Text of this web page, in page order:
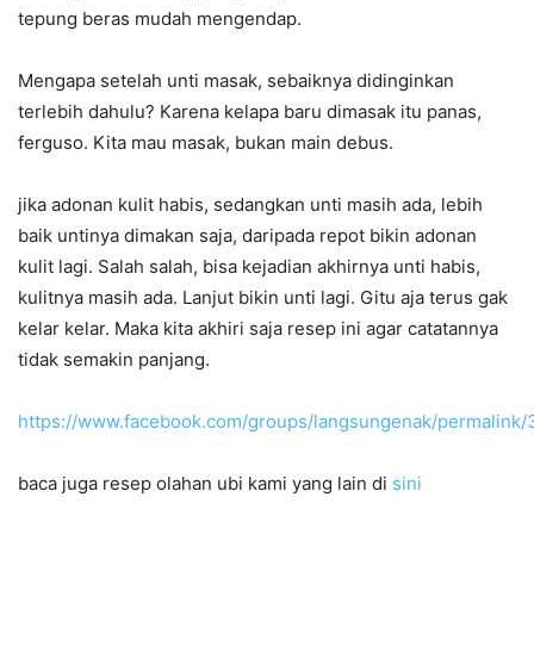
tepung beras mudah mengendap.
Mengapa setelah unti masak, sebaiknya didinginkan
terlebih dahulu? Karena kelapa baru dimasak itu panas,
ferguso. Kita mau masak, bukan main debus.
jika adonan kulit habis, sedangkan unti masih ada, lebih
baik untinya dimakan saja, daripada repot bikin adonan
kulit lagi. Salah salah, bisa kejadian akhirnya unti habis,
kulitnya masih ada. Lanjut bikin unti lagi. Gitu aja terus gak
kelar kelar. Maka kita akhiri saja resep ini agar catatannya
tidak semakin panjang.
https://www.facebook.com/groups/langsungenak/
baca juga resep olahan ubi kami yang lain di sini